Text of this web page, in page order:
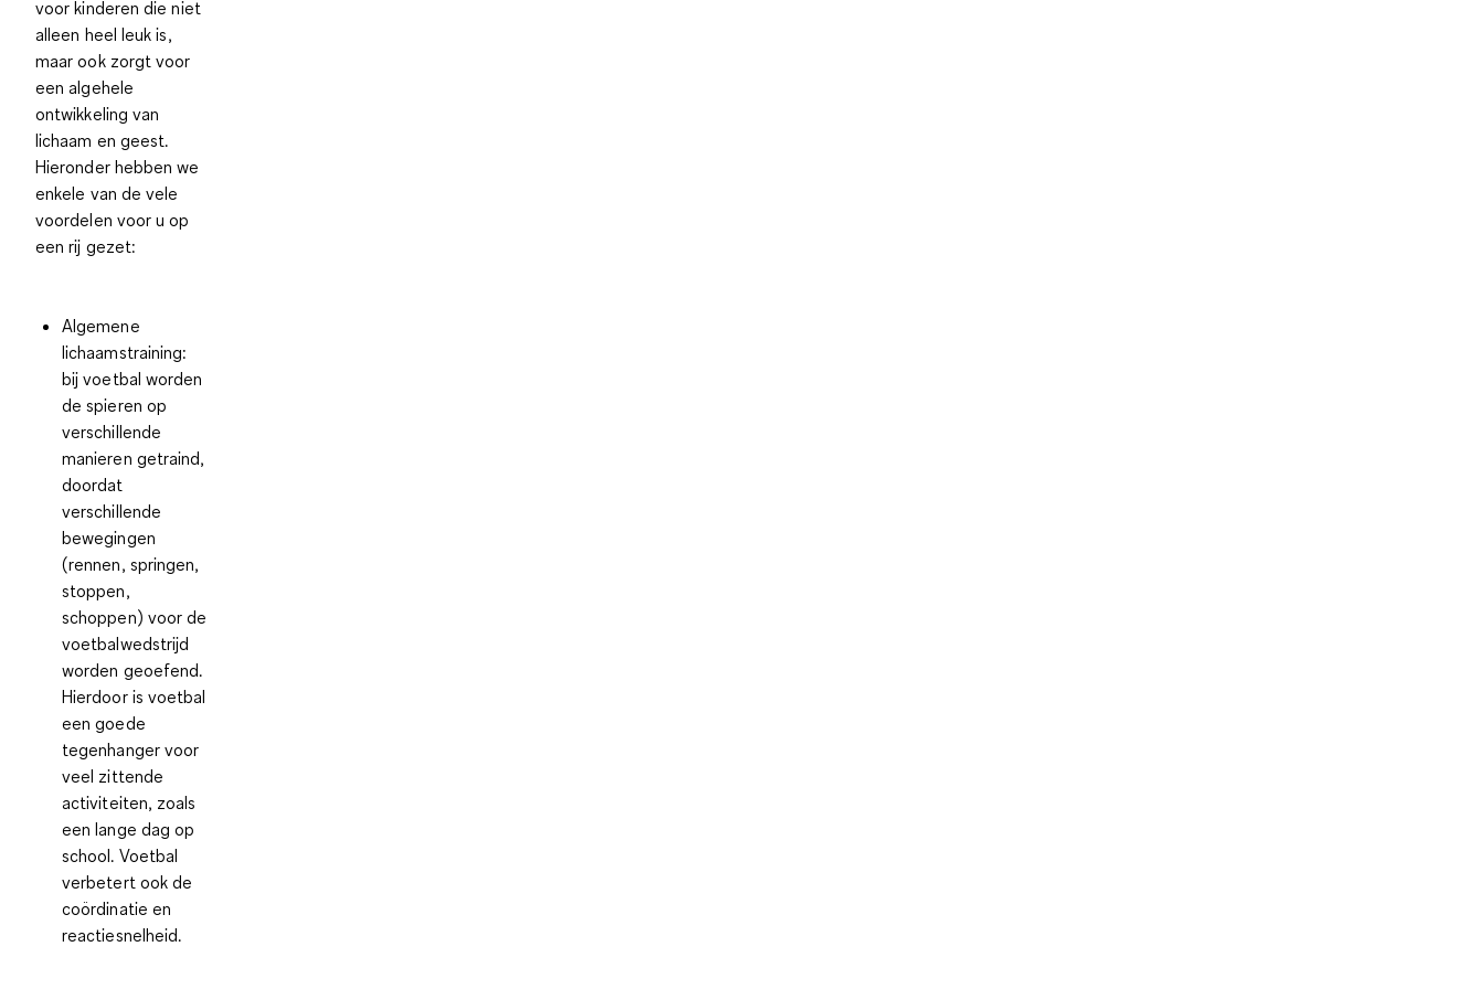
voor kinderen die niet
alleen heel leuk is,
maar ook zorgt voor
eenalgehele
ontwikkeling van
lichaam en geest.
Hieronder hebben we
enkele van de vele
voordelen voor u op
een rij gezet:
Algemene
lichaamstraining:
bij voetbal worden
de spieren op
verschillende
manieren getraind,
doordat
verschillende
bewegingen
(rennen, springen,
stoppen,
schoppen) voor de
voetbalwedstrijd
worden geoefend.
Hierdoor is voetbal
een goede
tegenhanger voor
veel zittende
activiteiten, zoals
een lange dag op
school. Voetbal
verbetert ook de
coördinatie en
reactiesnelheid.